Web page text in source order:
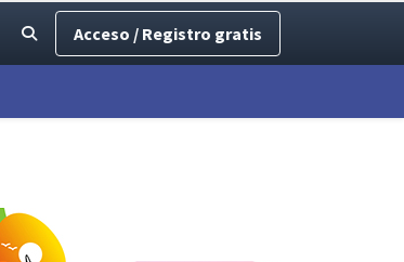
Acceso / Registro gratis